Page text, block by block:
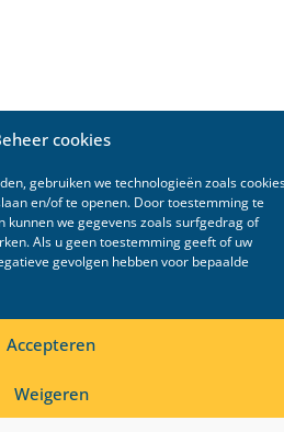
cookies
gebruiken we technologieën zoals
en/of te openen. Door toestemming te
kunnen we gegevens zoals surfgedrag of
Als u geen toestemming geeft of uw
gevolgen hebben voor bepaalde
Accepteren
Weigeren